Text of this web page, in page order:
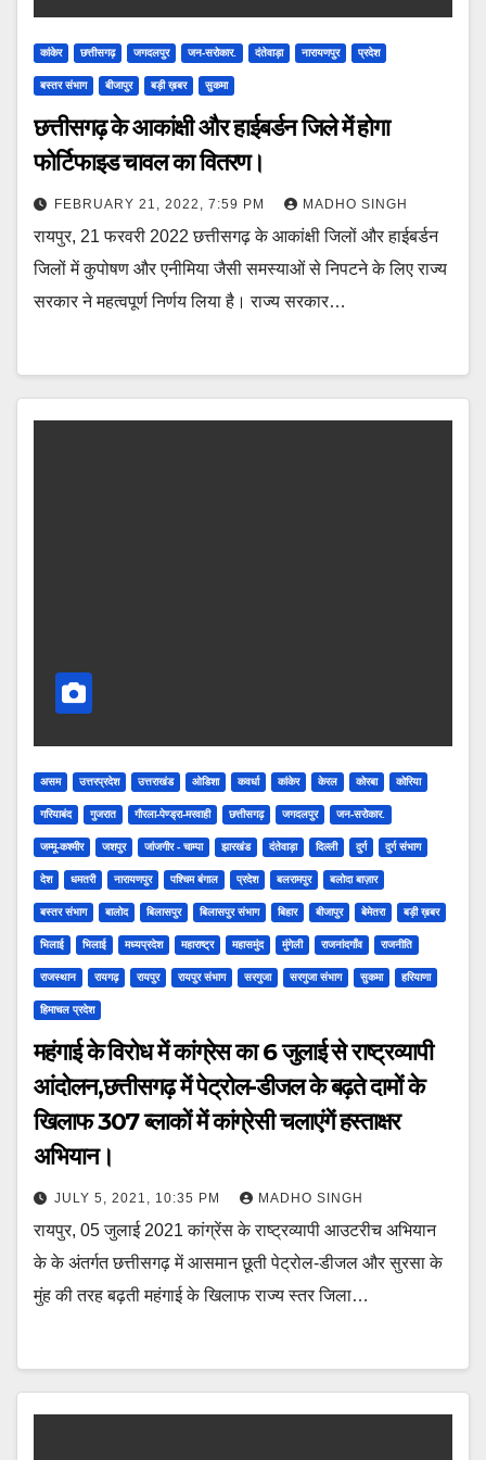
कांकेर छत्तीसगढ़ जगदलपुर जन-सरोकार. दंतेवाड़ा नारायणपुर प्रदेश
बस्तर संभाग बीजापुर बड़ी ख़बर सुकमा
छत्तीसगढ़ के आकांक्षी और हाईबर्डन जिले में होगा
फोर्टिफाइड चावल का वितरण।
FEBRUARY 21, 2022, 7:59 PM MADHO SINGH
रायपुर, 21 फरवरी 2022 छत्तीसगढ़ के आकांक्षी जिलों और हाईबर्डन
जिलों में कुपोषण और एनीमिया जैसी समस्याओं से निपटने के लिए राज्य
सरकार ने महत्वपूर्ण निर्णय लिया है। राज्य सरकार…
असम उत्तरप्रदेश उत्तराखंड ओडिशा कवर्धा कांकेर केरल कोरबा कोरिया
गरियाबंद गुजरात गौरला-पेण्ड्रा-मरवाही छत्तीसगढ़ जगदलपुर जन-सरोकार.
जम्मू-कश्मीर जशपुर जांजगीर - चाम्पा झारखंड दंतेवाड़ा दिल्ली दुर्ग दुर्ग संभाग
देश धमतरी नारायणपुर पश्चिम बंगाल प्रदेश बलरामपुर बलोदा बाज़ार
बस्तर संभाग बालोद बिलासपुर बिलासपुर संभाग बिहार बीजापुर बेमेतरा बड़ी ख़बर
भिलाई भिलाई मध्यप्रदेश महाराष्ट्र महासमुंद मुंगेली राजनांदगाँव राजनीति
राजस्थान रायगढ़ रायपुर रायपुर संभाग सरगुजा सरगुजा संभाग सुकमा हरियाणा
हिमाचल प्रदेश
महंगाई के विरोध में कांग्रेस का 6 जुलाई से राष्ट्रव्यापी
आंदोलन,छत्तीसगढ़ में पेट्रोल-डीजल के बढ़ते दामों के
खिलाफ 307 ब्लाकों में कांग्रेसी चलाएंगें हस्ताक्षर
अभियान।
JULY 5, 2021, 10:35 PM MADHO SINGH
रायपुर, 05 जुलाई 2021 कांग्रेंस के राष्ट्रव्यापी आउटरीच अभियान
के के अंतर्गत छत्तीसगढ़ में आसमान छूती पेट्रोल-डीजल और सुरसा के
मुंह की तरह बढ़ती महंगाई के खिलाफ राज्य स्तर जिला…